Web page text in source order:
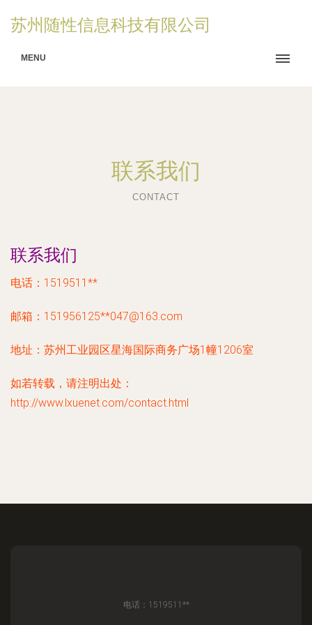
苏州随性信息科技有限公司
MENU
联系我们
CONTACT
联系我们
电话：1519511**
邮箱：151956125**047@163.com
地址：苏州工业园区星海国际商务广场1幢1206室
如若转载，请注明出处：
http://www.lxuenet.com/contact.html
电话：1519511**